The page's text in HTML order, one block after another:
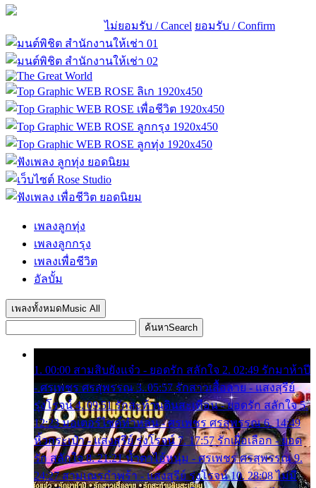
ไม่ยอมรับ / Cancel ยอมรับ / Confirm
เพลงลูกทุ่ง
เพลงลูกกรุง
เพลงเพื่อชีวิต
อัลบั้ม
เพลงทั้งหมด Music All
ค้นหาSearch
1. 00:00 สามสิบยังแจ๋ว - ยอดรัก สลักใจ 2. 02:49 รักมาห้าปี
- ศรเพชร ศรสุพรรณ 3. 05:57 รักสาวเสื้อลาย - แสงสุรีย์
รุ่งโรจน์ 4. 09:51 รักสะท้านดินสะเทือน - ยอดรัก สลักใจ 5.
12:23 มอเตอร์ไซค์ทำหล่น - ศรเพชร ศรสุพรรณ 6. 14:49
หิ้วกระเป๋า - แสงสุรีย์ รุ่งโรจน์ 7. 17:57 รักเผื่อเลือก - ยอด
รัก สลักใจ 8. 21:21 น้ำตาไอ้หนุ่ม - ศรเพชร ศรสุพรรณ 9.
24:27 สามเณรกำพร้า - แสงสุรีย์ รุ่งโรจน์ 10. 28:08 ไม่มี